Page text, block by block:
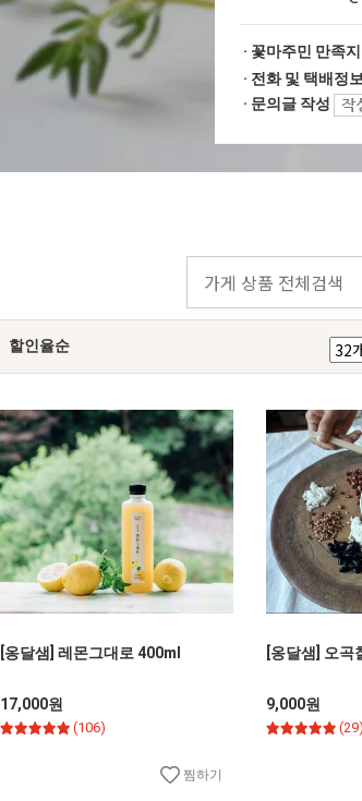
· 꽃마주민 만족
· 전화 및 택배정
· 문의글 작성
할인율순
[옹달샘] 레몬그대로 400ml
17,000원
(106)
찜하기
[옹달샘] 오곡
9,000원
(29)